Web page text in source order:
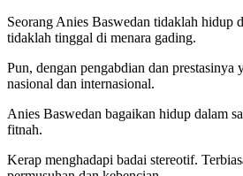
Seorang Anies Baswedan tidaklah hidup
tidaklah tinggal di menara gading.
Pun, dengan pengabdian dan prestasinya
nasional dan internasional.
Anies Baswedan bagaikan hidup dalam
fitnah.
Kerap menghadapi badai stereotif.